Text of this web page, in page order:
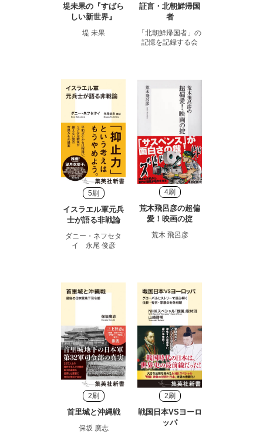
堤未果の『すばら
しい新世界』
堤 未果
証言・北朝鮮帰国
者
「北朝鮮帰国者」の
記憶を記録する会
5刷
イスラエル軍元兵
士が語る非戦論
ダニー・ネフセタ
イ 永尾 俊彦
4刷
荒木飛呂彦の超偏
愛！映画の掟
荒木 飛呂彦
2刷
首里城と沖縄戦
保坂 廣志
2刷
戦国日本VSヨーロ
ッパ